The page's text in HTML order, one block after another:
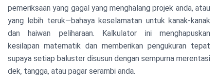
pemeriksaan yang gagal yang menghalang projek anda, atau
yang lebih teruk—bahaya keselamatan untuk kanak-kanak
dan haiwan peliharaan. Kalkulator ini menghapuskan
kesilapan matematik dan memberikan pengukuran tepat
supaya setiap baluster disusun dengan sempurna merentasi
dek, tangga, atau pagar serambi anda.